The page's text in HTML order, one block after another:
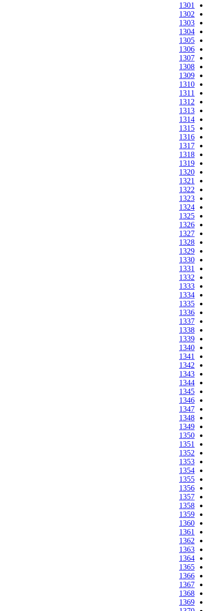
1301
1302
1303
1304
1305
1306
1307
1308
1309
1310
1311
1312
1313
1314
1315
1316
1317
1318
1319
1320
1321
1322
1323
1324
1325
1326
1327
1328
1329
1330
1331
1332
1333
1334
1335
1336
1337
1338
1339
1340
1341
1342
1343
1344
1345
1346
1347
1348
1349
1350
1351
1352
1353
1354
1355
1356
1357
1358
1359
1360
1361
1362
1363
1364
1365
1366
1367
1368
1369